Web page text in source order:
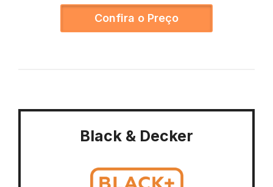
Confira o Preço
Black & Decker